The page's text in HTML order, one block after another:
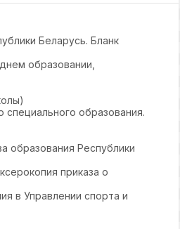
Беларусь. Бланк
образовании,
образования.
образования Республики
приказа о
в Управлении спорта и